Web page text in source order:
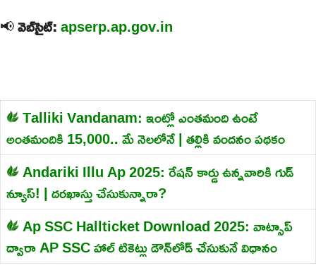
📢వెబ్‌సైట్:apserp.ap.gov.in
Talliki Vandanam: ఇంట్లో ఎంతమంది ఉంటే
అంతమందికి 15,000.. మే నెలలోనే | తల్లికి వందనం పథకం
Andariki Illu Ap 2025: రేషన్ కార్డు ఉన్నవారికి గుడ్
న్యూస్! | దరఖాస్తు చేసుకున్నారా?
Ap SSC Hallticket Download 2025: వాట్సాప్
ద్వారా AP SSC హాల్ టికెట్లు డౌన్‌లోడ్ చేసుకునే విధానం